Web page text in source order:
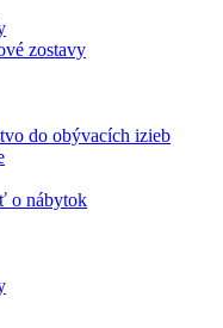
zostavy
do obývacích izieb
o nábytok